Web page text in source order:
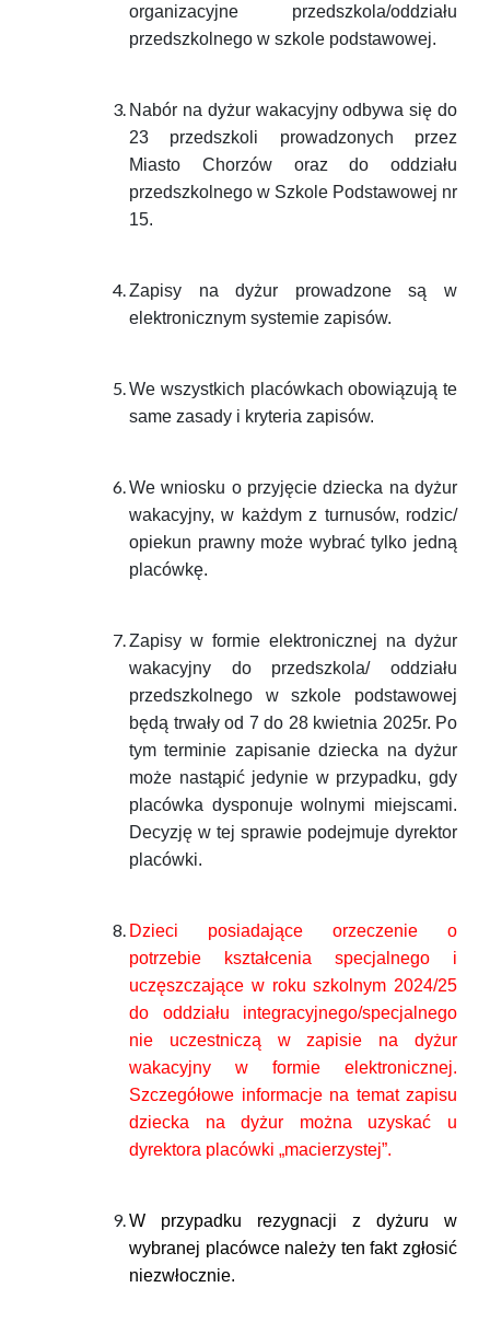
organizacyjne przedszkola/oddziału
przedszkolnego w szkole podstawowej.
Nabór na dyżur wakacyjny odbywa się do
23 przedszkoli prowadzonych przez
Miasto Chorzów oraz do oddziału
przedszkolnego w Szkole Podstawowej nr
15.
Zapisy na dyżur prowadzone są w
elektronicznym systemie zapisów.
We wszystkich placówkach obowiązują te
same zasady i kryteria zapisów.
We wniosku o przyjęcie dziecka na dyżur
wakacyjny, w każdym z turnusów, rodzic/
opiekun prawny może wybrać tylko jedną
placówkę.
Zapisy w formie elektronicznej na dyżur
wakacyjny do przedszkola/ oddziału
przedszkolnego w szkole podstawowej
będą trwały od 7 do 28 kwietnia 2025r. Po
tym terminie zapisanie dziecka na dyżur
może nastąpić jedynie w przypadku, gdy
placówka dysponuje wolnymi miejscami.
Decyzję w tej sprawie podejmuje dyrektor
placówki.
Dzieci posiadające orzeczenie o
potrzebie kształcenia specjalnego i
uczęszczające w roku szkolnym 2024/25
do oddziału integracyjnego/specjalnego
nie uczestniczą w zapisie na dyżur
wakacyjny w formie elektronicznej.
Szczegółowe informacje na temat zapisu
dziecka na dyżur można uzyskać u
dyrektora placówki „macierzystej”.
W przypadku rezygnacji z dyżuru w
wybranej placówce należy ten fakt zgłosić
niezwłocznie.